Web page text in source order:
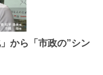
から「市政の”シン